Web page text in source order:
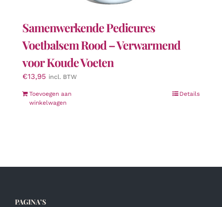
Samenwerkende Pedicures
Voetbalsem Rood – Verwarmend
voor Koude Voeten
€13,95 incl. BTW
Toevoegen aan
winkelwagen
Details
PAGINA’S